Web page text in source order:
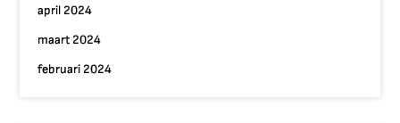
april 2024
maart 2024
februari 2024